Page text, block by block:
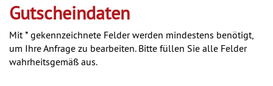
Gutscheindaten
Mit * gekennzeichnete Felder werden mindestens benötigt,
um Ihre Anfrage zu bearbeiten. Bitte füllen Sie alle Felder
wahrheitsgemäß aus.